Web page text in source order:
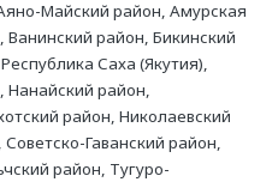
Майский район, Амурская
район, Бикинский
Саха (Якутия),
Нанайский район,
район, Николаевский
Гаванский район,
район, Тугуро-